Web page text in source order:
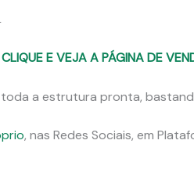
CLIQUE E VEJA A PÁGINA DE
a estrutura pronta,
, nas Redes Sociais, em